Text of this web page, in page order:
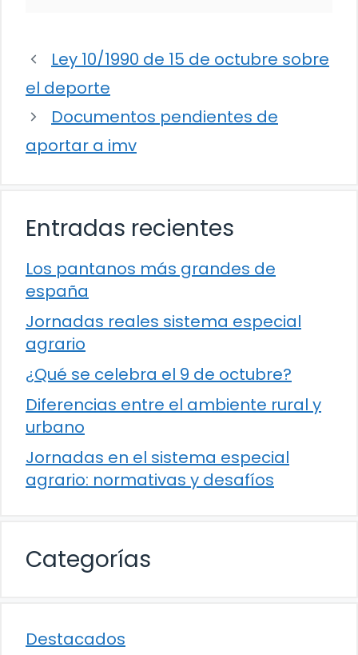
Ley 10/1990 de 15 de octubre sobre
el deporte
Documentos pendientes de
aportar a imv
Entradas recientes
Los pantanos más grandes de
españa
Jornadas reales sistema especial
agrario
¿Qué se celebra el 9 de octubre?
Diferencias entre el ambiente rural y
urbano
Jornadas en el sistema especial
agrario: normativas y desafíos
Categorías
Destacados